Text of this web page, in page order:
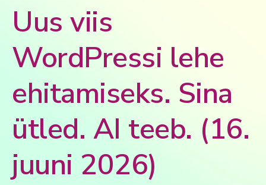
Uus viis
WordPressi lehe
ehitamiseks. Sina
ütled. AI teeb. (16.
juuni 2026)